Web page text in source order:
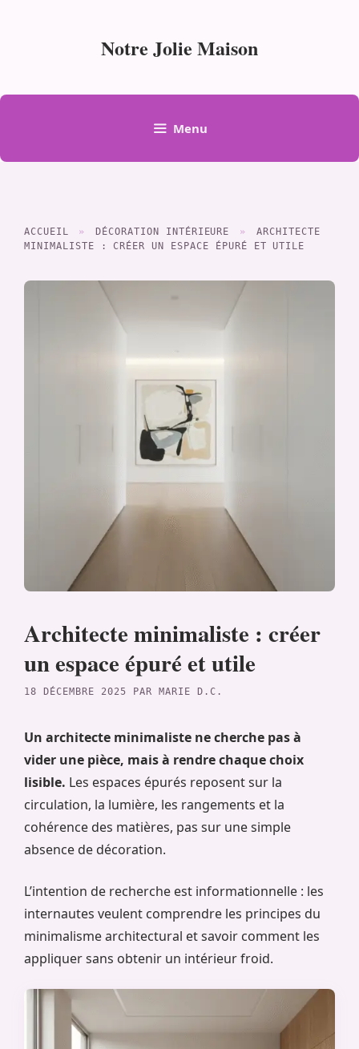
Notre Jolie Maison
Menu
ACCUEIL » DÉCORATION INTÉRIEURE »
ARCHITECTE
MINIMALISTE : CRÉER UN ESPACE ÉPURÉ ET UTILE
Architecte minimaliste : créer
un espace épuré et utile
18 DÉCEMBRE 2025 PAR MARIE D.C.
Un architecte minimaliste ne cherche pas à
vider une pièce, mais à rendre chaque choix
lisible. Les espaces épurés reposent sur la
circulation, la lumière, les rangements et la
cohérence des matières, pas sur une simple
absence de décoration.
L’intention de recherche est informationnelle : les
internautes veulent comprendre les principes du
minimalisme architectural et savoir comment les
appliquer sans obtenir un intérieur froid.